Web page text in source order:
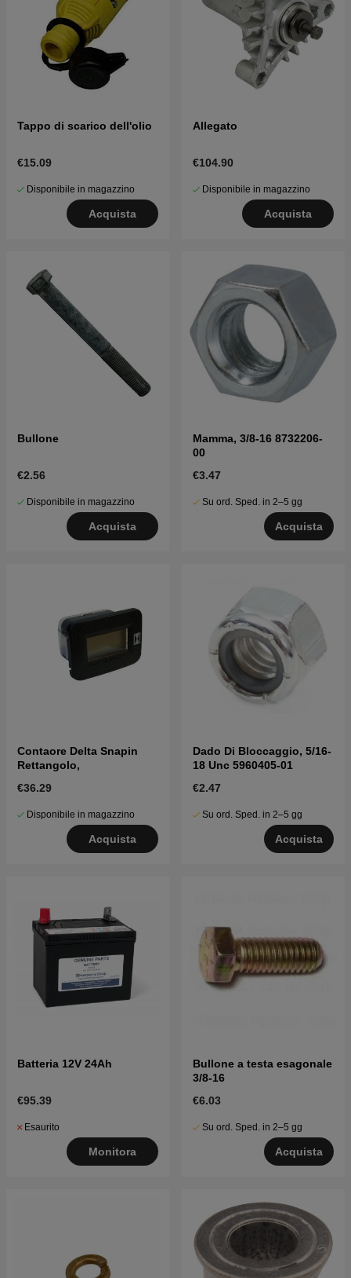
Tappo di scarico dell'olio
€15.09
Disponibile in magazzino
Acquista
Allegato
€104.90
Disponibile in magazzino
Acquista
Bullone
€2.56
Disponibile in magazzino
Acquista
Mamma, 3/8-16 8732206-
00
€3.47
Su ord. Sped. in 2–5 gg
Acquista
Contaore Delta Snapin
Rettangolo,
€36.29
Disponibile in magazzino
Acquista
Dado Di Bloccaggio, 5/16-
18 Unc 5960405-01
€2.47
Su ord. Sped. in 2–5 gg
Acquista
Batteria 12V 24Ah
€95.39
Esaurito
Monitora
Bullone a testa esagonale
3/8-16
€6.03
Su ord. Sped. in 2–5 gg
Acquista